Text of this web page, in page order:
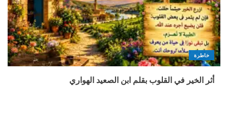
خاطرة
أثر الخير في القلوب بقلم ابن الصعيد الهواري